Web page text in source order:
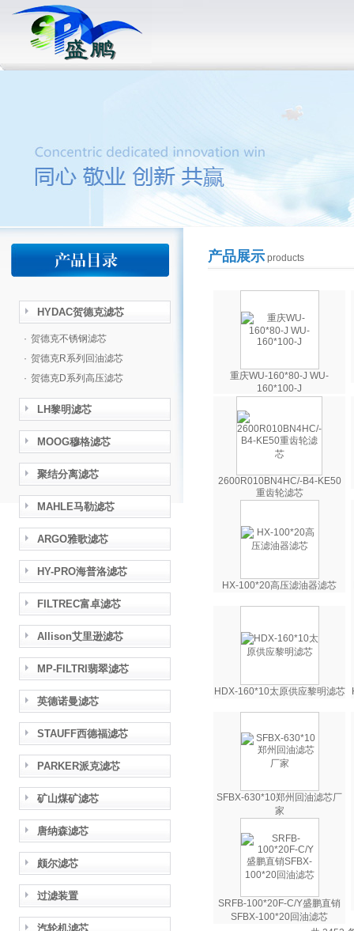
HYDAC贺德克滤芯
· 贺德克不锈钢滤芯
· 贺德克R系列回油滤芯
· 贺德克D系列高压滤芯
LH黎明滤芯
MOOG穆格滤芯
聚结分离滤芯
MAHLE马勒滤芯
ARGO雅歌滤芯
HY-PRO海普洛滤芯
FILTREC富卓滤芯
Allison艾里逊滤芯
MP-FILTRI翡翠滤芯
英德诺曼滤芯
STAUFF西德福滤芯
PARKER派克滤芯
矿山煤矿滤芯
唐纳森滤芯
颇尔滤芯
过滤装置
汽轮机滤芯
产品展示products
重庆WU-160*80-J WU-
160*100-J
2600R010BN4HC/-B4-KE50
重齿轮滤芯
HX-100*20高压滤油器滤芯
HDX-160*10太原供应黎明滤芯
SFBX-630*10郑州回油滤芯厂
家
SRFB-100*20F-C/Y盛鹏直销
SFBX-100*20回油滤芯